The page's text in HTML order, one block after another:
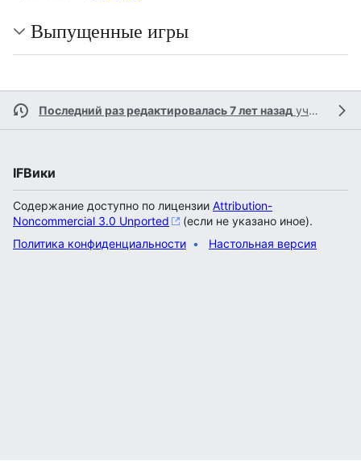
Выпущенные игры
Последний раз редактировалась 7 лет назад участником
IFВики
Содержание доступно по лицензии Attribution-
Noncommercial 3.0 Unported
(если не указано иное).
Политика конфиденциальности
Настольная версия